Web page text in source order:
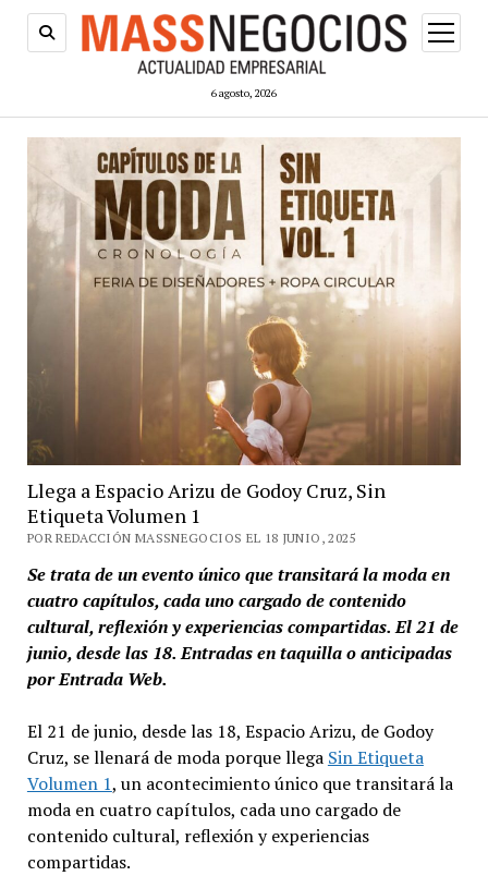
6 agosto, 2026
abrir
menú
Llega a Espacio Arizu de Godoy Cruz, Sin
Etiqueta Volumen 1
POR REDACCIÓN MASSNEGOCIOS EL 18 JUNIO, 2025
Se trata de un evento único que transitará la moda en
cuatro capítulos, cada uno cargado de contenido
cultural, reflexión y experiencias compartidas. El 21 de
junio, desde las 18. Entradas en taquilla o anticipadas
por Entrada Web.
El 21 de junio, desde las 18, Espacio Arizu, de Godoy
Cruz, se llenará de moda porque llega Sin Etiqueta
Volumen 1, un acontecimiento único que transitará la
moda en cuatro capítulos, cada uno cargado de
contenido cultural, reflexión y experiencias
compartidas.